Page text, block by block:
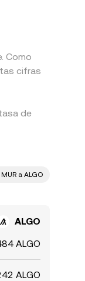
Como
cifras
de
a ALGO
ALGO
ALGO
ALGO